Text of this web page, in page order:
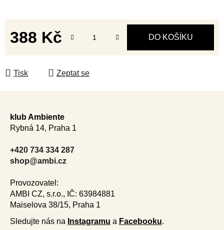
388 Kč DO KOŠÍKU
Tisk Zeptat se
klub Ambiente
Rybná 14, Praha 1
+420 734 334 287
shop@ambi.cz
Provozovatel:
AMBI CZ, s.r.o., IČ: 63984881
Maiselova 38/15, Praha 1
Sledujte nás na Instagramu a Facebooku.